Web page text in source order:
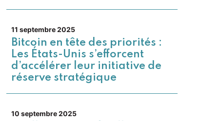
11 septembre 2025
Bitcoin en tête des priorités :
Les États-Unis s’efforcent
d’accélérer leur initiative de
réserve stratégique
10 septembre 2025